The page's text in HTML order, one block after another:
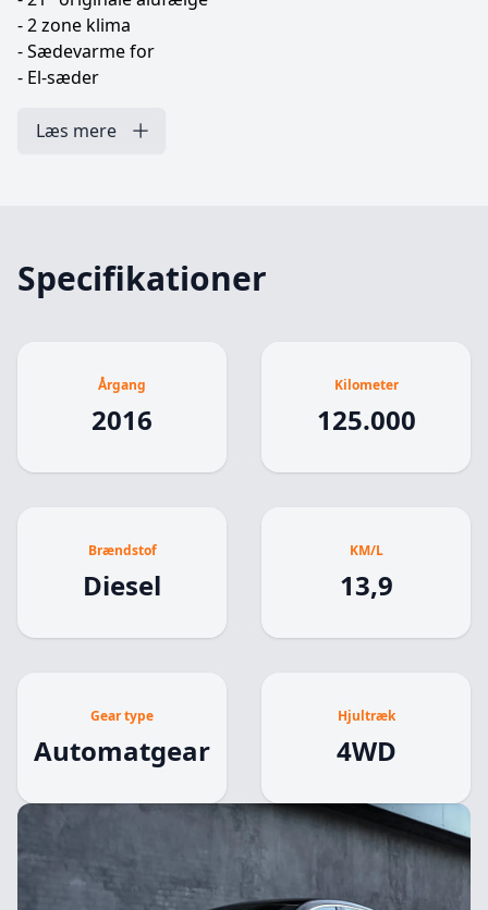
- 2 zone klima
- Sædevarme for
- El-sæder
- Navigation
Vi tilbyder attraktiv finansiering. Både med og uden
Læs mere
Specifikationer
Årgang
2016
Kilometer
125.000
Brændstof
Diesel
KM/L
13,9
Gear type
Automatgear
Hjultræk
4WD